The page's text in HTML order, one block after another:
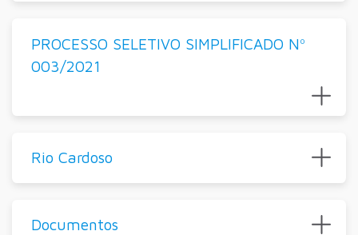
PROCESSO SELETIVO SIMPLIFICADO Nº
003/2021
Rio Cardoso
Documentos